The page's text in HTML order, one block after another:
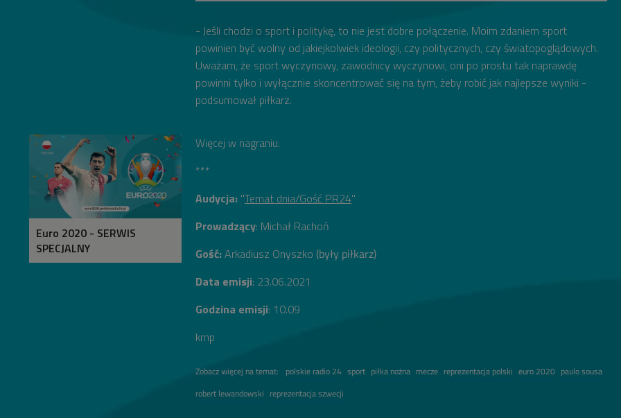
- Jeśli chodzi o sport i politykę, to nie jest dobre połączenie. Moim zdaniem sport
powinien być wolny od jakiejkolwiek ideologii, czy politycznych, czy światopoglądowych.
Uważam, że sport wyczynowy, zawodnicy wyczynowi, oni po prostu tak naprawdę
powinni tylko i wyłącznie skoncentrować się na tym, żeby robić jak najlepsze wyniki -
podsumował piłkarz.
Euro 2020 - SERWIS
SPECJALNY
Więcej w nagraniu.
***
Audycja: "Temat dnia/Gość PR24"
Prowadzący: Michał Rachoń
Gość: Arkadiusz Onyszko (były piłkarz)
Data emisji: 23.06.2021
Godzina emisji: 10.09
kmp
Zobacz więcej na temat: polskie radio 24 sport piłka nożna mecze reprezentacja polski euro 2020 paulo sousa
robert lewandowski reprezentacja szwecji